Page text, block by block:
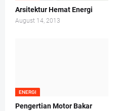
Arsitektur Hemat Energi
August 14, 2013
ENERGI
Pengertian Motor Bakar